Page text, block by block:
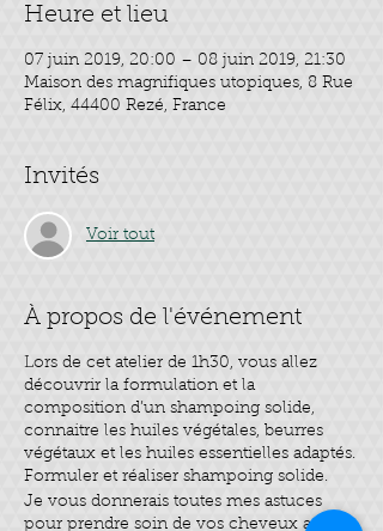
Heure et lieu
07 juin 2019, 20:00 – 08 juin 2019, 21:30
Maison des magnifiques utopiques, 8 Rue
Félix, 44400 Rezé, France
Invités
Voir tout
À propos de l'événement
Lors de cet atelier de 1h30, vous allez
découvrir la formulation et la
composition d’un shampoing solide,
connaitre les huiles végétales, beurres
végétaux et les huiles essentielles adaptés.
Formuler et réaliser shampoing solide.
Je vous donnerais toutes mes astuces
pour prendre soin de vos cheveux au